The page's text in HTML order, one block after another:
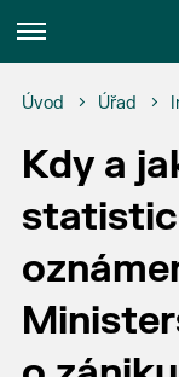
Menu
Úvod Úřad
Kdy a